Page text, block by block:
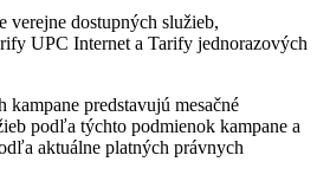
verejne dostupných služieb,
UPC Internet a Tarify jednorazových
predstavujú mesačné
podľa týchto podmienok kampane a
aktuálne platných právnych